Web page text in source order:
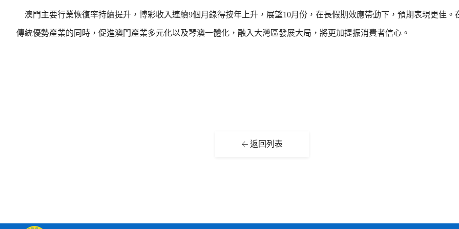
澳門主要行業恢復率持續提升，博彩收入連續9個月錄得按年上升，展望10月份，在長假期效應帶動下，預期表現更佳。
傳統優勢產業的同時，促進澳門產業多元化以及琴澳一體化，融入大灣區發展大局，將更加提振消費者信心。
返回列表